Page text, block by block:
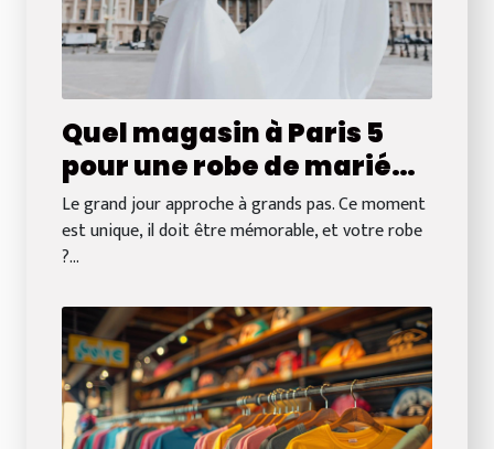
Quel magasin à Paris 5
pour une robe de mariée
chic et moderne ?
Le grand jour approche à grands pas. Ce moment
est unique, il doit être mémorable, et votre robe
?...